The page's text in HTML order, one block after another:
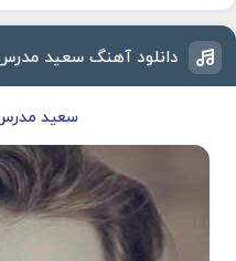
دانلود آهنگ سعید
سعید